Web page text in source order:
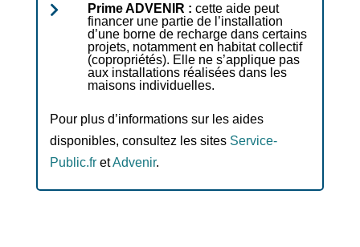
 Prime ADVENIR : cette aide peut
financer une partie de l’installation
d’une borne de recharge dans certains
projets, notamment en habitat collectif
(copropriétés). Elle ne s’applique pas
aux installations réalisées dans les
maisons individuelles.
Pour plus d’informations sur les aides
disponibles, consultez les sites Service-
Public.fretAdvenir.